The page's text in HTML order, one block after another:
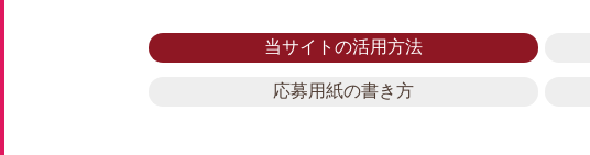
当サイトの活用方法
応募用紙の書き方